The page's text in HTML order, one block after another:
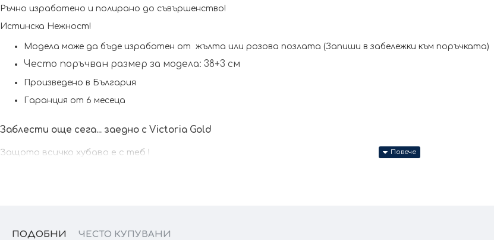
Истинска Нежност!
Модела може да бъде изработен от  жълта или розова позлата (Запиши в забележки към поръчката)
Често поръчван размер за модела: 38+3 см
Произведено в България
Гаранция от 6 месеца
Заблести още сега... заедно с Victoria Gold
Защото всичко хубаво е с теб !
ПОДОБНИ ЧЕСТО КУПУВАНИ